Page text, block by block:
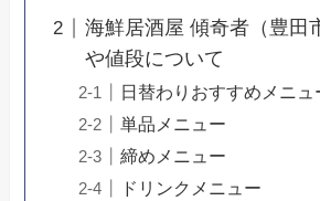
海鮮居酒屋 傾奇者（豊田
や値段について
日替わりおすすめメニュ
単品メニュー
締めメニュー
ドリンクメニュー